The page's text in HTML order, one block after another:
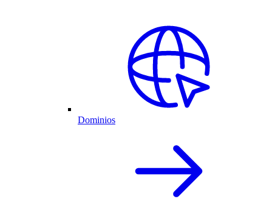
Dominios